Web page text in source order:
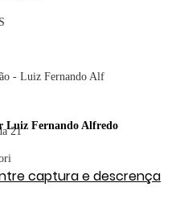
- Luiz Fernando Alf
21
Luiz Fernando Alfredo
captura e descrença